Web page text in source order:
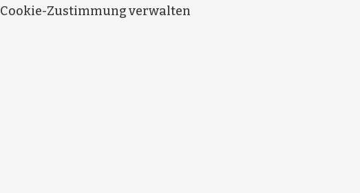
Cookie-Zustimmung verwalten